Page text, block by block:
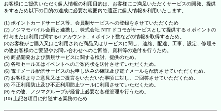
お客様にご提供いただく個人情報の利用目的は、お客様にご満足いただくサービスの開発、提供
をするため以下の目的の達成に必要な範囲内で適正に個人情報を利用いたします。
(1) ポイントカードサービス等、会員制サービスへの登録をさせていただくため
(2) ノジマモバイル会員と連携し、株式会社 NTT ドコモがサービスとして提供する d ポイントの
付与または利用に関するd アカウント、d ポイント数などの情報を取得するため。
(3)お客様がご購入又はご利用された商品又はサービスに関し、連絡、配達、工事、設定、修理そ
の他お客様のご要望やお問い合わせへのご回答、資料等の送付を行うため。
(4) 商品開発および新規サービスに関する検討、提供のため。
(5) 各種セール又はイベントへのご案内状を送付させていただくため。
(6) 電子メール配信サービスのお申し込みの確認及び電子メールを配信させていただくため。
(7) お客様よりご意見又はご提言をいただいた事項に対し、ご回答させていただくため。
(8) 不正利用防止及び不正利用防止ツールに利用させていただくため。
(9) その他、ノジマグループが経営上必要な各種管理を行うため。
(10) 上記各項目に付随する業務のため